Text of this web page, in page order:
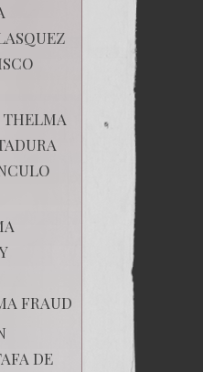
THELMA
FRAUD
DE